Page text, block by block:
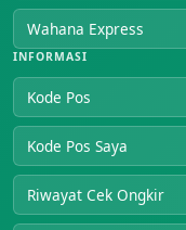
Wahana Express
INFORMASI
Kode Pos
Kode Pos Saya
Riwayat Cek Ongkir